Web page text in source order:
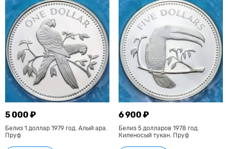
5 000 ₽
Белиз 1 доллар 1979 год. Алый ара.
Пруф
6 900 ₽
Белиз 5 долларов 1978 год.
Киленосый тукан. Пруф